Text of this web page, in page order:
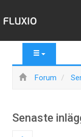
Forum
Senaste